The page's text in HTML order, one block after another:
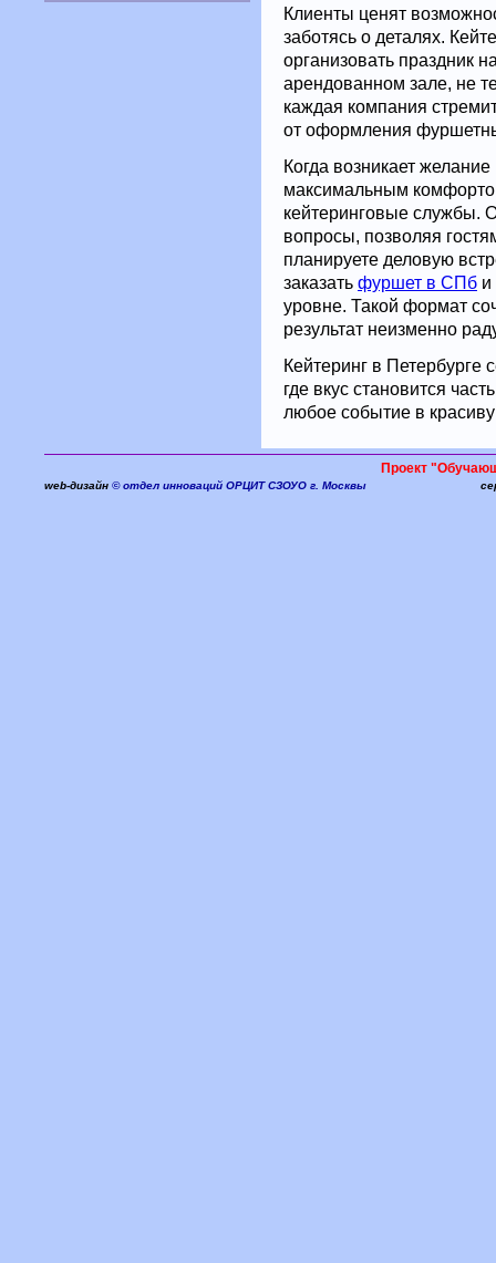
Клиенты ценят
заботясь о деталях.
организовать праздник
арендованном зале, не
каждая компания
от оформления
Когда возникает
максимальным
кейтеринговые службы.
вопросы, позволяя
планируете деловую
заказать фуршет в СПб и
уровне. Такой формат
результат неизменно
Кейтеринг в Петербурге
где вкус становится
любое событие в
Проект
web-дизайн © отдел инноваций ОРЦИТ СЗОУО г. Москвы